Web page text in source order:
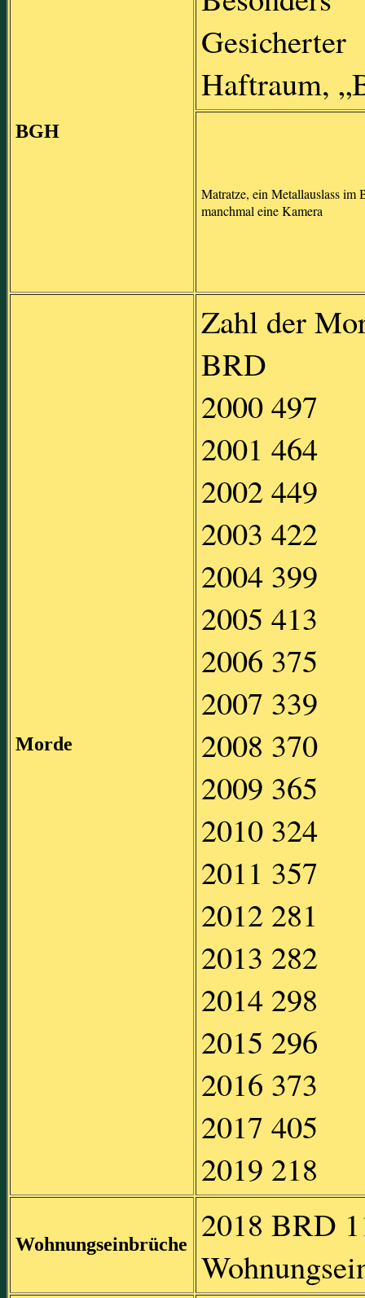
BGH
Gesicherter
Haftraum,
Matratze, ein Metallauslass im
manchmal eine Kamera
Morde
Zahl der
BRD
2000 497
2001 464
2002 449
2003 422
2004 399
2005 413
2006 375
2007 339
2008 370
2009 365
2010 324
2011 357
2012 281
2013 282
2014 298
2015 296
2016 373
2017 405
2019 218
Wohnungseinbrüche
2018 BRD